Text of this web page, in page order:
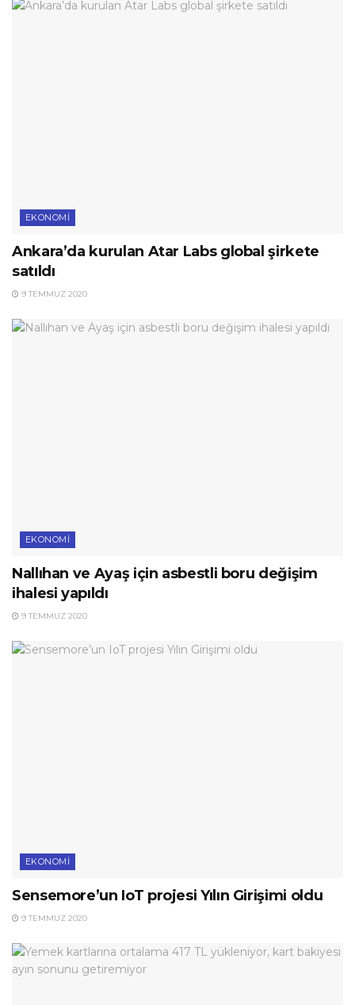
EKONOMI
Ankara’da kurulan Atar Labs global şirkete
satıldı
9 TEMMUZ 2020
EKONOMI
Nallıhan ve Ayaş için asbestli boru değişim
ihalesi yapıldı
9 TEMMUZ 2020
EKONOMI
Sensemore’un IoT projesi Yılın Girişimi oldu
9 TEMMUZ 2020